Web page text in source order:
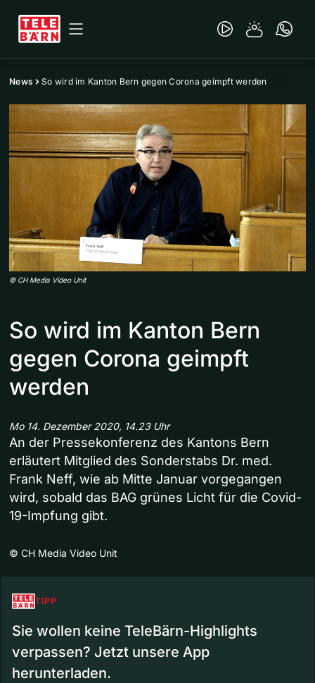
News So wird im Kanton Bern gegen Corona geimpft werden
© CH Media Video Unit
So wird im Kanton Bern
gegen Corona geimpft
werden
Mo 14. Dezember 2020, 14.23 Uhr
An der Pressekonferenz des Kantons Bern
erläutert Mitglied des Sonderstabs Dr. med.
Frank Neff, wie ab Mitte Januar vorgegangen
wird, sobald das BAG grünes Licht für die Covid-
19-Impfung gibt.
© CH Media Video Unit
TIPP
Sie wollen keine TeleBärn-Highlights
verpassen? Jetzt unsere App
herunterladen.